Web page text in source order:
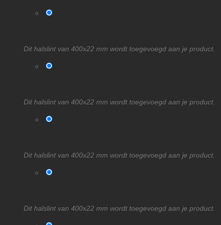
Dit halslint van 400x22 mm wordt toegevoegd aan je product.
Dit halslint van 400x22 mm wordt toegevoegd aan je product.
Dit halslint van 400x22 mm wordt toegevoegd aan je product.
Dit halslint van 400x22 mm wordt toegevoegd aan je product.